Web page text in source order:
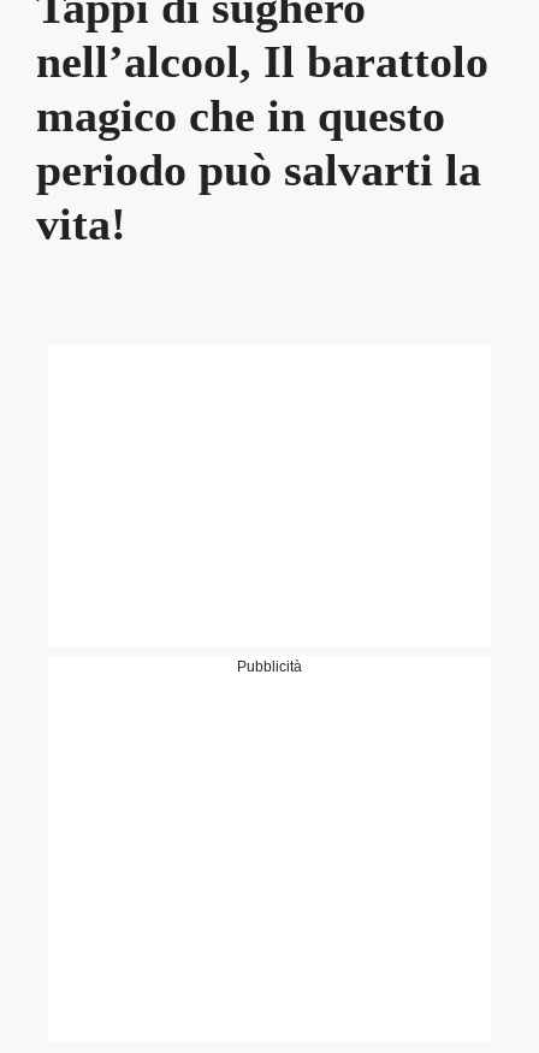
nell’alcool, Il barattolo
magico che in questo
periodo può salvarti la
vita!
Pubblicità